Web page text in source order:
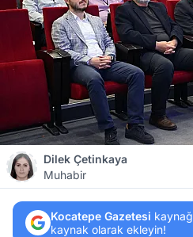
Dilek Çetinkaya
Muhabir
Kocatepe Gazetesi
kaynak olarak ekleyin!